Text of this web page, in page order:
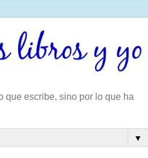
que escribe, sino por lo que ha
▼